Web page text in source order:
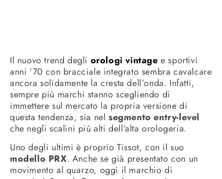
Il nuovo trend degli orologi vintage e sportivi
anni ’70 con bracciale integrato sembra cavalcare
ancora solidamente la cresta dell’onda. Infatti,
sempre più marchi stanno scegliendo di
immettere sul mercato la propria versione di
questa tendenza, sia nel segmento entry-level
che negli scalini più alti dell’alta orologeria.
Uno degli ultimi è proprio Tissot, con il suo
modello PRX. Anche se già presentato con un
movimento al quarzo, oggi il marchio di